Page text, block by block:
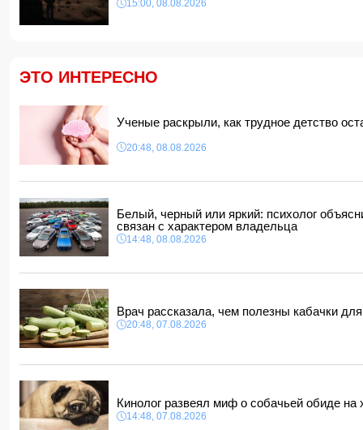
15:00, 08.08.2026
ЭТО ИНТЕРЕСНО
Ученые раскрыли, как трудное детство
20:48, 08.08.2026
Белый, черный или яркий: психолог
связан с характером владельца
14:48, 08.08.2026
Врач рассказала, чем полезны кабачки
20:48, 07.08.2026
Кинолог развеял миф о собачьей обиде
14:48, 07.08.2026